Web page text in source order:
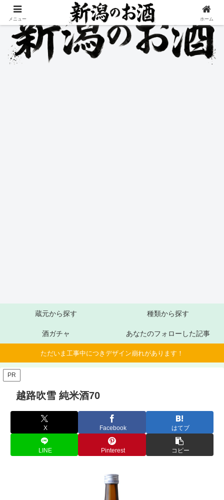
蔵元から探す 種類から探す
酒ガチャ あなたのフォローした記事
ただいま工事中につきデザイン崩れがあります！
PR
越路吹雪 純米酒70
X Facebook はてブ
LINE Pinterest コピー
メニュー ホーム